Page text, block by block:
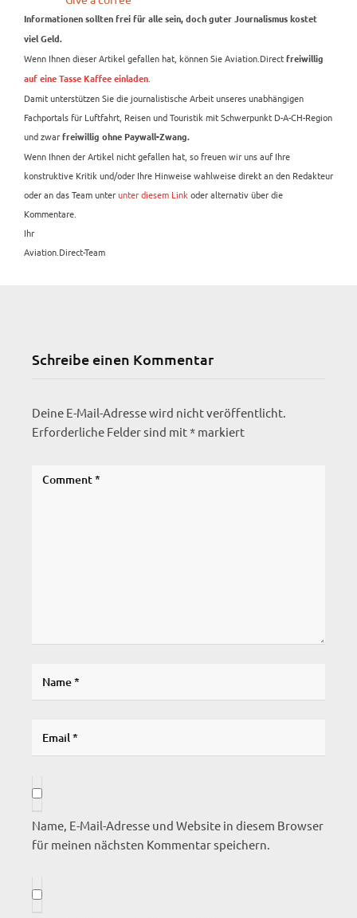
Informationen sollten frei für alle sein, doch guter Journalismus kostet
viel Geld.
Wenn Ihnen dieser Artikel gefallen hat, können Sie Aviation.Direct freiwillig
auf eine Tasse Kaffee einladen.
Damit unterstützen Sie die journalistische Arbeit unseres unabhängigen
Fachportals für Luftfahrt, Reisen und Touristik mit Schwerpunkt D-A-CH-Region
und zwar freiwillig ohne Paywall-Zwang.
Wenn Ihnen der Artikel nicht gefallen hat, so freuen wir uns auf Ihre
konstruktive Kritik und/oder Ihre Hinweise wahlweise direkt an den Redakteur
oder an das Team unterunter diesem Linkoder alternativ über die
Kommentare.
Ihr
Aviation.Direct-Team
Schreibe einen Kommentar
Deine E-Mail-Adresse wird nicht veröffentlicht.
Erforderliche Felder sind mit* markiert
Name, E-Mail-Adresse und Website in diesem Browser
für meinen nächsten Kommentar speichern.